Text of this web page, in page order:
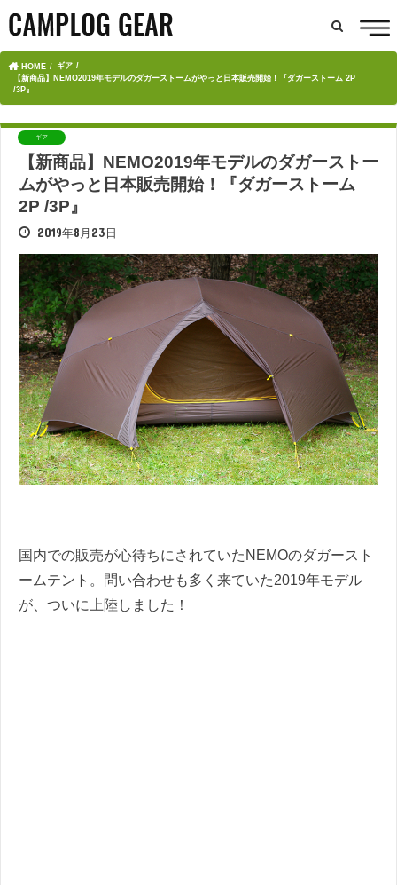
HOME
ギア
【新商品】NEMO2019年モデルのダガーストームがやっと日本販売開始！『ダガーストーム 2P
/3P』
ギア
【新商品】NEMO2019年モデルのダガーストー
ムがやっと日本販売開始！『ダガーストーム
2P /3P』
2019年8月23日
国内での販売が心待ちにされていたNEMOのダガースト
ームテント。問い合わせも多く来ていた2019年モデル
が、ついに上陸しました！